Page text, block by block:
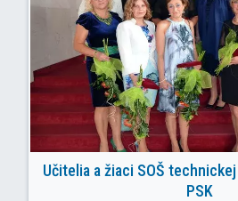
Učitelia a žiaci SOŠ
PSK